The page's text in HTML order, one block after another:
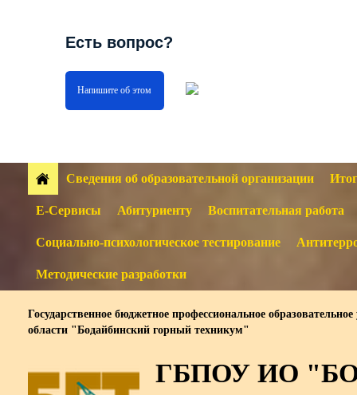
Есть вопрос?
Напишите об этом
Сведения об образовательной организации
Е-Сервисы Абитуриенту Воспитательная работа
Социально-психологическое тестирование
Методические разработки
Государственное бюджетное профессиональное
области "Бодайбинский горный техникум"
ГБПОУ ИО